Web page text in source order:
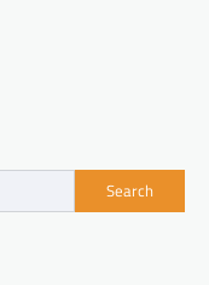
Search